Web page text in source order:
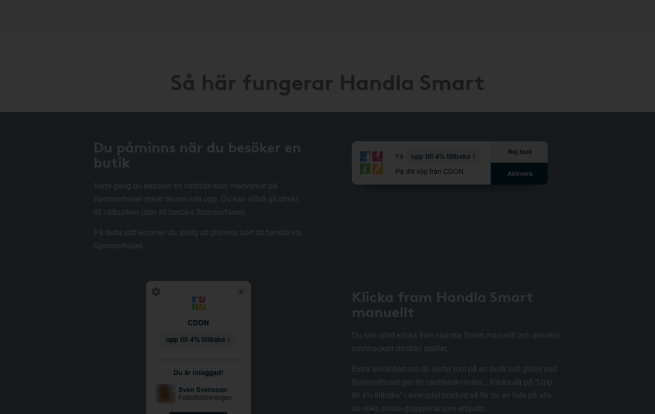
Så här fungerar Handla Smart
Du påminns när du besöker en
butik
Varje gång du besöker en nätbutik som medverkar på
Sponsorhuset dyker denna ruta upp. Du kan alltså gå direkt
till nätbutiken utan att besöka Sponsorhuset.
På detta sätt kommer du aldrig att glömma bort att handla via
Sponsorhuset.
Klicka fram Handla Smart
manuellt
Du kan alltid klicka fram Handla Smart manuellt och aktivera
cashbacken därifrån istället.
Extra använbart om du surfar runt på en butik och glömt vad
Sponsorhuset ger för cashback-nivåer... Klicka då på "Upp
till 4% tillbaka" i exemplet bredvid så får du en lista på alla
de olika avtals-grupperna som erbjuds.